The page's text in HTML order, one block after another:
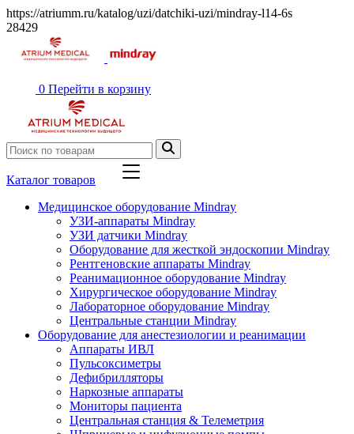
https://atriumm.ru/katalog/uzi/datchiki-uzi/mindray-l14-6s
28429
0 Перейти в корзину
Каталог товаров
Медицинское оборудование Mindray
УЗИ-аппараты Mindray
УЗИ датчики Mindray
Оборудование для жесткой эндоскопии Mindray
Рентгеновские аппараты Mindray
Реанимационное оборудование Mindray
Хирургическое оборудование Mindray
Лабораторное оборудование Mindray
Центральные станции Mindray
Оборудование для анестезиологии и реанимации
Аппараты ИВЛ
Пульсоксиметры
Дефибрилляторы
Наркозные аппараты
Мониторы пациента
Центральная станция & Телеметрия